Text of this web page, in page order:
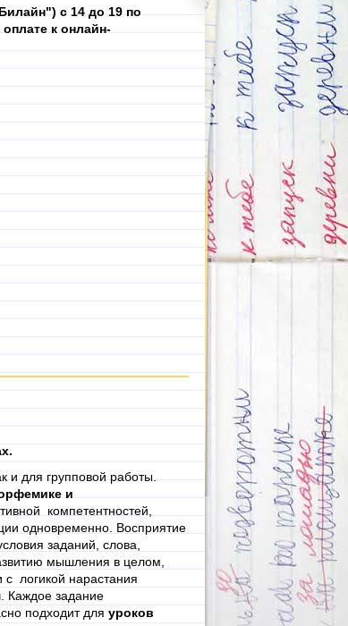
с 14 до 19 по
к онлайн-
и для групповой работы.
и
компетентностей,
одновременно. Восприятие
заданий, слова,
мышления в целом,
логикой нарастания
Каждое задание
подходит для уроков